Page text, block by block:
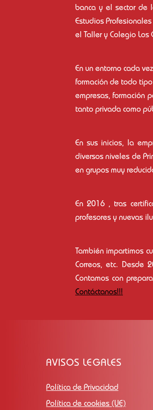
banca y el sector de
Estudios
el Taller y Colegio Los
En un entorno cada
formación de todo
empresas, formación
tanto privada como
En sus inicios, la
diversos niveles de
en grupos muy
En 2016 , tras
profesores y nuevas
También impartimos
Correos, etc. Desde
Contamos con
Contáctanos!!!
AVISOS LEGALES
Política de Privacidad
Política de cookies (UE)